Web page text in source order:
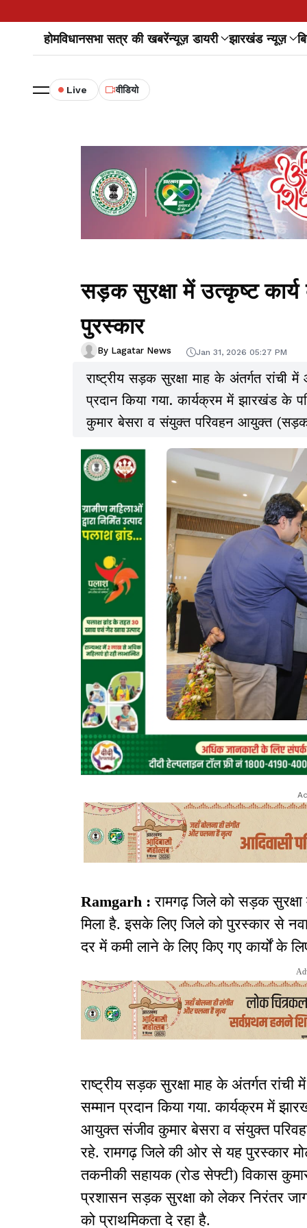
होमविधानसभा सत्र की खबरेंन्यूज़ डायरी झारखंड न्यूज़
Live वीडियो
सड़क सुरक्षा में उत्कृष्ट
पुरस्कार
By Lagatar News Jan 31, 2026 05:27 PM
राष्ट्रीय सड़क सुरक्षा माह के अंतर्गत रांची
प्रदान किया गया. कार्यक्रम में झारखंड के
कुमार बेसरा व संयुक्त परिवहन आयुक्त (सड़क
Ramgarh : रामगढ़ जिले को सड़क सुरक्षा
मिला है. इसके लिए जिले को पुरस्कार से
दर में कमी लाने के लिए किए गए कार्यों के
राष्ट्रीय सड़क सुरक्षा माह के अंतर्गत
सम्मान प्रदान किया गया. कार्यक्रम में
आयुक्त संजीव कुमार बेसरा व संयुक्त
रहे. रामगढ़ जिले की ओर से यह पुरस्कार
तकनीकी सहायक (रोड सेफ्टी) विकास कुमार
प्रशासन सड़क सुरक्षा को लेकर निरंतर
को प्राथमिकता दे रहा है.